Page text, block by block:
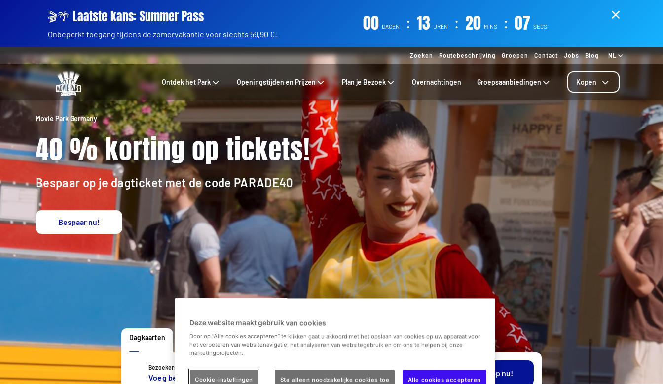
🎬🌴 Laatste kans: Summer Pass
Onbeperkt toegang tijdens de zomervakantie voor slechts 59,90 €! 00 DAGEN : 13 UREN : 20 MINS : 05 SECS
Zoeken Routebeschrijving Groepen Contact Jobs Blog NL
Ontdek het Park Openingstijden en Prijzen Plan je Bezoek Overnachtingen Groepsaanbiedingen Kopen
Movie Park Germany
40 % korting op tickets!
Bespaar op je dagticket met de code PARADE40
Bespaar nu!
Dagkaarten Flexibele dagkaart Summer Pass 2026 Ticket + Hotel v.a. €69 Extras
Bezoekers
Voeg bezoekers toe Selecteer je ticketoptie Koop nu!
Deze website maakt gebruik van cookies
Door op “Alle cookies accepteren” te klikken gaat u akkoord met het opslaan van cookies op uw apparaat voor
het verbeteren van websitenavigatie, het analyseren van websitegebruik en om ons te helpen bij onze
marketingprojecten.
Cookie-instellingen Sta alleen noodzakelijke cookies toe Alle cookies accepteren